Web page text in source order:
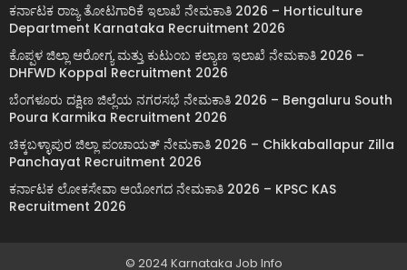
ಕರ್ನಾಟಕ ರಾಜ್ಯ ತೋಟಗಾರಿಕೆ ಇಲಾಖೆ ನೇಮಕಾತಿ 2026 – Horticulture
Department Karnataka Recruitment 2026
ಕೊಪ್ಪಳ ಜಿಲ್ಲಾ ಆರೋಗ್ಯ ಮತ್ತು ಕುಟುಂಬ ಕಲ್ಯಾಣ ಇಲಾಖೆ ನೇಮಕಾತಿ 2026 –
DHFWD Koppal Recruitment 2026
ಬೆಂಗಳೂರು ದಕ್ಷಿಣ ಜಿಲ್ಲೆಯ ನಗರಸಭೆ ನೇಮಕಾತಿ 2026 – Bengaluru South
Poura Karmika Recruitment 2026
ಚಿಕ್ಕಬಳ್ಳಾಪುರ ಜಿಲ್ಲಾ ಪಂಚಾಯತ್ ನೇಮಕಾತಿ 2026 – Chikkaballapur Zilla
Panchayat Recruitment 2026
ಕರ್ನಾಟಕ ಲೋಕಸೇವಾ ಆಯೋಗದ ನೇಮಕಾತಿ 2026 – KPSC KAS
Recruitment 2026
© 2024 Karnataka Job Info